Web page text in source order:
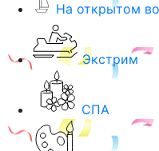
На открытом
Экстрим
СПА